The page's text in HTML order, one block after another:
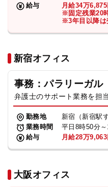
給与
月給34万
※固定残業20
※3年目以降は
新宿オフィス
事務：パラリーガル
弁護士のサポート業務を担当
勤務地
新宿（新宿駅す
業務時間
平日8時50分～
給与
月給28万
大阪オフィス